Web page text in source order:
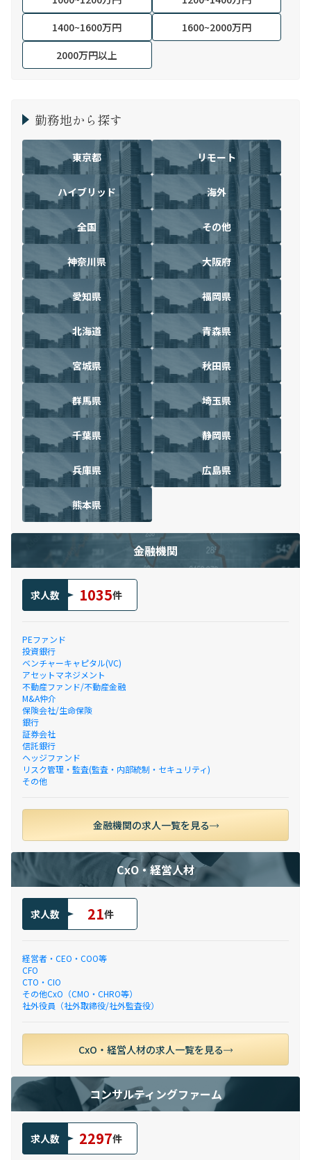
1400~1600万円
1600~2000万円
2000万円以上
勤務地から探す
東京都 リモート
ハイブリッド 海外
全国 その他
神奈川県 大阪府
愛知県 福岡県
北海道 青森県
宮城県 秋田県
群馬県 埼玉県
千葉県 静岡県
兵庫県 広島県
熊本県
金融機関
求人数 1035件
PEファンド
投資銀行
ベンチャーキャピタル(VC)
アセットマネジメント
不動産ファンド/不動産金融
M&A仲介
保険会社/生命保険
銀行
証券会社
信託銀行
ヘッジファンド
リスク管理・監査(監査・内部統制・セキュリティ)
その他
金融機関の求人一覧を見る
CxO・経営人材
求人数 21件
経営者・CEO・COO等
CFO
CTO・CIO
その他CxO（CMO・CHRO等）
社外役員（社外取締役/社外監査役）
CxO・経営人材の求人一覧を見る
コンサルティングファーム
求人数 2297件